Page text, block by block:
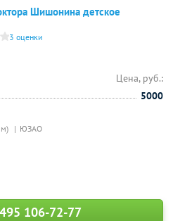
Шишонина детское
3 оценки
ЮЗАО
Цена, руб.:
5000
106-72-77